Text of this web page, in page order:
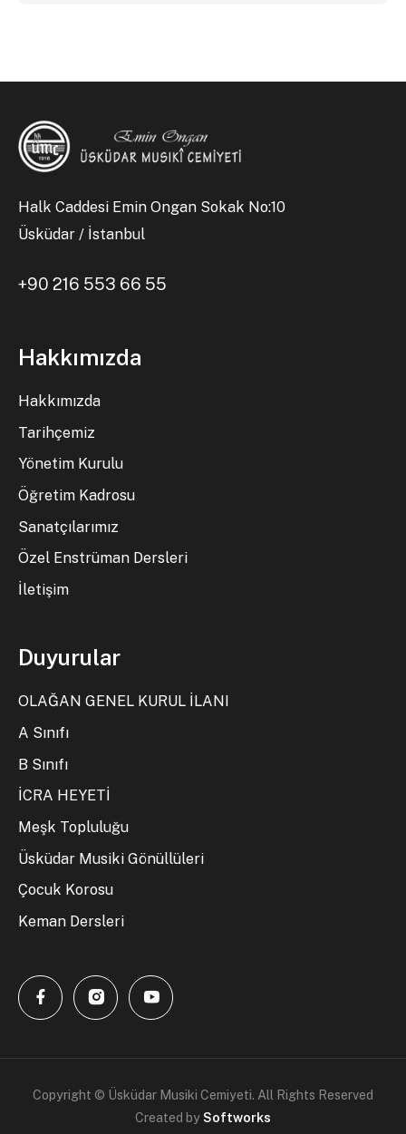
Halk Caddesi Emin Ongan Sokak No:10
Üsküdar / İstanbul
+90 216 553 66 55
Hakkımızda
Hakkımızda
Tarihçemiz
Yönetim Kurulu
Öğretim Kadrosu
Sanatçılarımız
Özel Enstrüman Dersleri
İletişim
Duyurular
OLAĞAN GENEL KURUL İLANI
A Sınıfı
B Sınıfı
İCRA HEYETİ
Meşk Topluluğu
Üsküdar Musiki Gönüllüleri
Çocuk Korosu
Keman Dersleri
Copyright © Üsküdar Musiki Cemiyeti. All Rights Reserved
Created bySoftworks